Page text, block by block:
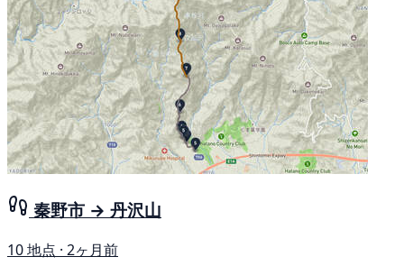
秦野市 → 丹沢山
10 地点 · 2ヶ月前